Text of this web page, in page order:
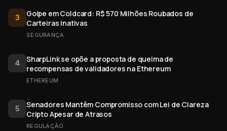
3
Golpe em Coldcard: R$ 570 Milhões Roubados de
Carteiras Inativas
SEGURANÇA
4
SharpLink se opõe a proposta de queima de
recompensas de validadores na Ethereum
ETHEREUM
5
Senadores Mantêm Compromisso com Lei de Clareza
Cripto Apesar de Atrasos
REGULAÇÃO